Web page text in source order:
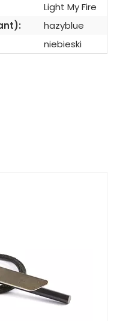
Light My Fire
hazyblue
niebieski